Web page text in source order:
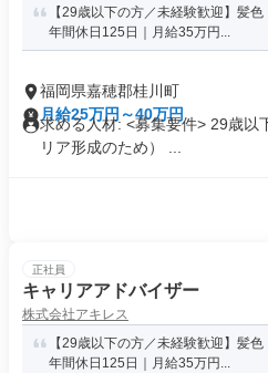
【29歳以下の方／未経験歓迎】髪
年間休日125日｜月給35万円...
福岡県嘉穂郡桂川町
月給25万円～40万円
求める人材: <募集要件> 29歳以
リア形成のため） ...
正社員
キャリアアドバイザー
株式会社アキレス
【29歳以下の方／未経験歓迎】髪
年間休日125日｜月給35万円...